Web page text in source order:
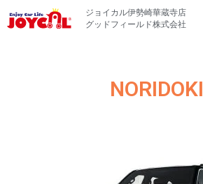
ジョイカル伊勢崎華蔵寺店
グッドフィールド株式会社
NORIDOKI